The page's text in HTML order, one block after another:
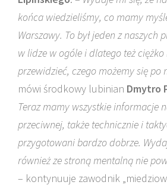
końca wiedzieliśmy, co mamy
Warszawy. To był jeden z naszych
w lidze w ogóle i dlatego też ciężko
przewidzieć, czego możemy się po
mówi środkowy lubinian Dmytro
Teraz mamy wszystkie informacje
przeciwnej, także technicznie i
przygotowani bardzo dobrze.
również ze stroną mentalną nie
– kontynuuje zawodnik